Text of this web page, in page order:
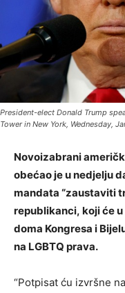
President-elect Donald Trump
Tower in New York, Wednesday,
Novoizabrani
obećao je u nedjelju
mandata “zaustaviti
republikanci, koji će
doma Kongresa i
na LGBTQ prava.
“Potpisat ću izvršne